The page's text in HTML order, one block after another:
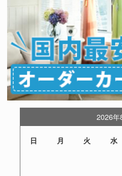
2026年
日 月 火 水